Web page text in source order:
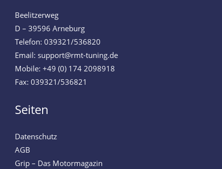
Beelitzerweg
D – 39596 Arneburg
Telefon: 039321/536820
Email: support@rmt-tuning.de
Mobile: +49 (0) 174 2098918
Fax: 039321/536821
Seiten
Datenschutz
AGB
Grip – Das Motormagazin